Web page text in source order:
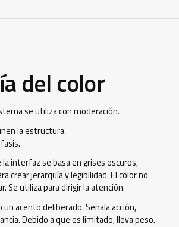
del color
se utiliza con moderación.
la estructura.
interfaz se basa en grises oscuros,
crear jerarquía y legibilidad. El color no
Se utiliza para dirigir la atención.
acento deliberado. Señala acción,
Debido a que es limitado, lleva peso.